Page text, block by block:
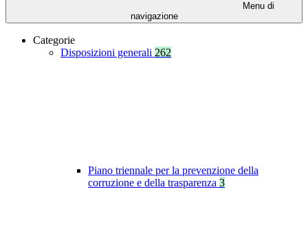
Menu di
navigazione
Categorie
Disposizioni generali 262
Piano triennale per la prevenzione della
corruzione e della trasparenza 3